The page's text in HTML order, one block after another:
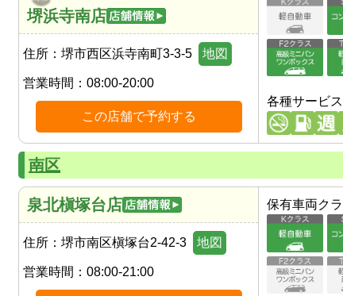
堺浜寺南店
住所： 堺市西区浜寺南町3-3-5 地図
営業時間： 08:00-20:00
この店舗で予約する
各種サービス
南区
泉北槇塚台店
住所： 堺市南区槇塚台2-42-3 地図
営業時間： 08:00-21:00
保有車両ク